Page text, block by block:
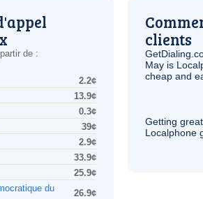
de :
2.2¢
13.9¢
0.3¢
39¢
2.9¢
33.9¢
25.9¢
du
26.9¢
clients
May is
cheap and
Getting
Localphone